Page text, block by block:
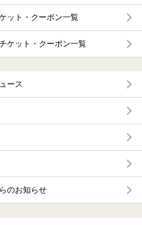
ット・クーポン一覧
ケット・クーポン一覧
ース
のお知らせ